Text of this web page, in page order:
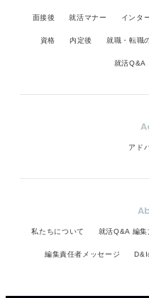
面接後 就活マナー インタ
資格 内定後 就職・転職
就活Q&A
アド
私たちについて 就活Q&A 編集
編集責任者メッセージ D&I